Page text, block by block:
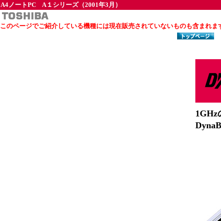
A4ノートPC A１シリーズ（2001年3月）
このページでご紹介している機種には現在販売されていないものも含まれ
1GHz